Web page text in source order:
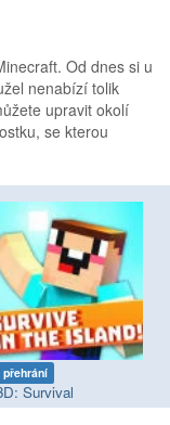
Od dnes si u
nenabízí tolik
upravit okolí
se kterou
přehrání
Survival